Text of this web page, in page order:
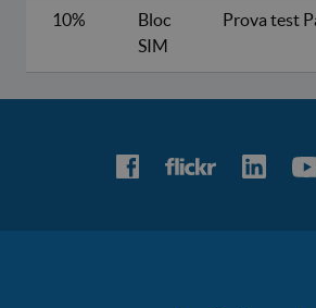
10%
Bloc
SIM
Prova test